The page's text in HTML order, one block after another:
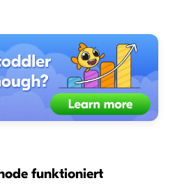
funktioniert